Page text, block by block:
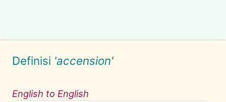
Definisi 'accension'
English to English